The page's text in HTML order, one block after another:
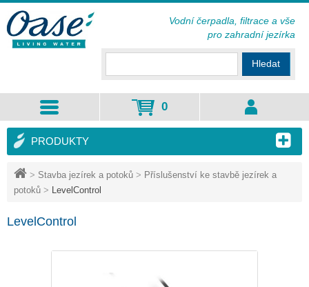
> Stavba jezírek a potoků > Příslušenství ke stavbě jezírek a
potoků > LevelControl
LevelControl
PRODUKTY
Hledat
0
Vodní čerpadla, filtrace a vše
pro zahradní jezírka